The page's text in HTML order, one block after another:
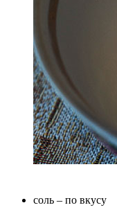
соль – по вкусу